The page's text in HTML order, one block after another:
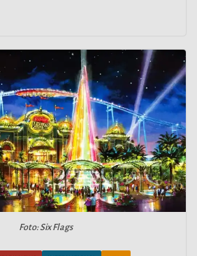
Foto: Six Flags